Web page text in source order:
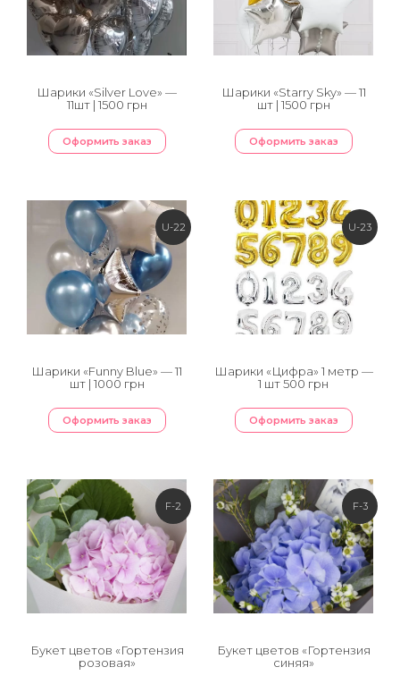
Шарики «Silver Love» —
11шт | 1500 грн
Оформить заказ
Шарики «Starry Sky» — 11
шт | 1500 грн
Оформить заказ
U-22
Шарики «Funny Blue» — 11
шт | 1000 грн
Оформить заказ
U-23
Шарики «Цифра» 1 метр —
1 шт 500 грн
Оформить заказ
F-2
Букет цветов «Гортензия
розовая»
F-3
Букет цветов «Гортензия
синяя»